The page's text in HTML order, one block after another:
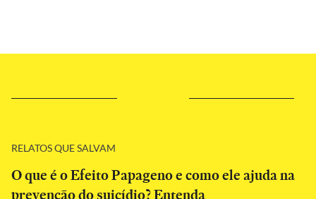
RELATOS QUE SALVAM
O que é o Efeito Papageno e como ele ajuda na
prevenção do suicídio? Entenda